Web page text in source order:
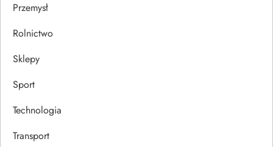
Przemysł
Rolnictwo
Sklepy
Sport
Technologia
Transport